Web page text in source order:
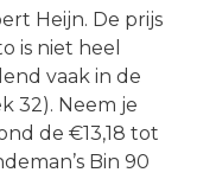
Heijn. De prijs
is niet heel
vaak in de
32). Neem je
de €13,18 tot
Bin 90